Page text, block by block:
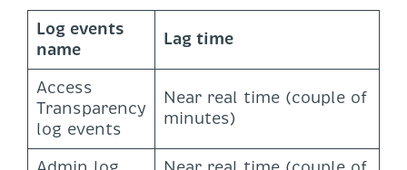
Log events
name
Lag time
Access
Transparency
log events
Near real time (couple of
minutes)